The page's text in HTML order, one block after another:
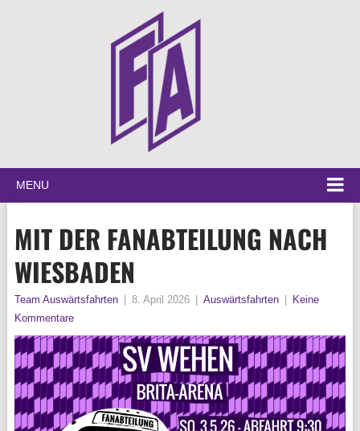
MENU
MIT DER FANABTEILUNG NACH
WIESBADEN
Team Auswärtsfahrten 8. April 2026 Auswärtsfahrten
Keine
Kommentare